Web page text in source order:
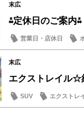
末広
⁂定休日のご案内⁂
営業日・店休日
末広
エクストレイル☆
SUV エクストレ